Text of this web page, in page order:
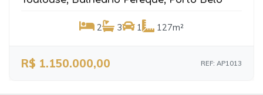
2 3 1 127m²
R$ 1.150.000,00 REF: AP1013